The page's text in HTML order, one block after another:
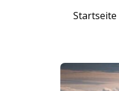
Startseite